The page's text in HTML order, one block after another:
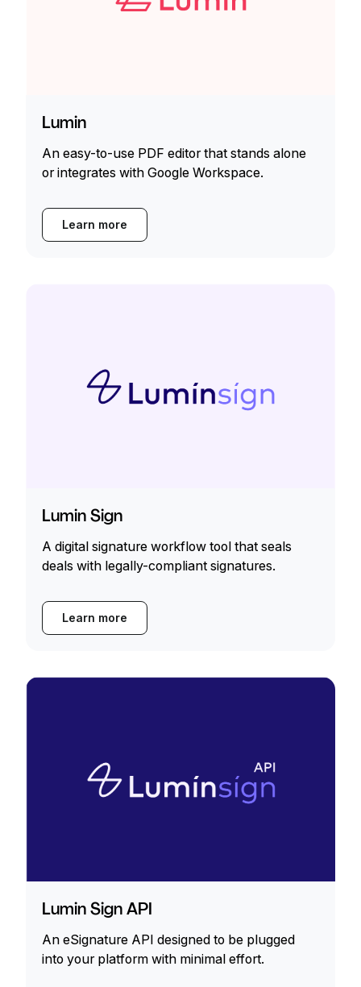
Lumin
An easy-to-use PDF editor that stands alone
or integrates with Google Workspace.
Learn more
Lumin Sign
A digital signature workflow tool that seals
deals with legally-compliant signatures.
Learn more
Lumin Sign API
An eSignature API designed to be plugged
into your platform with minimal effort.